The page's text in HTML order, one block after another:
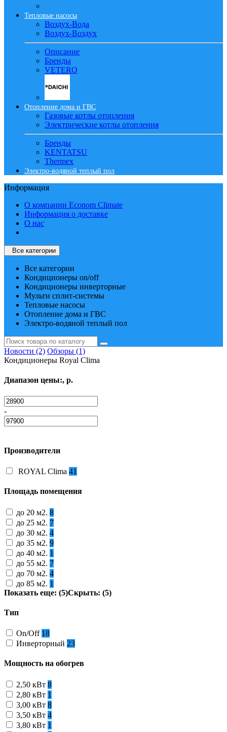
Тепловые насосы
Воздух-Вода
Воздух-Воздух
Описание
Бренды
VETERO
Отопление дома и ГВС
Газовые котлы отопления
Электрические котлы отопления
Бренды
KENTATSU
Thermex
Электро-водяной теплый пол
Информация
О компании Econom Climate
Информация о доставке
О нас
Все категории
Все категории
Кондиционеры on/off
Кондиционеры инверторные
Мульти сплит-системы
Тепловые насосы
Отопление дома и ГВС
Электро-водяной теплый пол
Новости (2) Обзоры (1)
Кондиционеры Royal Clima
Диапазон цены:, р.
-
Производители
ROYAL Clima 41
Площадь помещения
до 20 м2. 8
до 25 м2. 7
до 30 м2. 4
до 35 м2. 9
до 40 м2. 1
до 55 м2. 7
до 70 м2. 4
до 85 м2. 1
Показать еще: (5)Скрыть: (5)
Тип
On/Off 18
Инверторный 23
Мощность на обогрев
2,50 кВт 8
2,80 кВт 1
3,00 кВт 8
3,50 кВт 4
3,80 кВт 1